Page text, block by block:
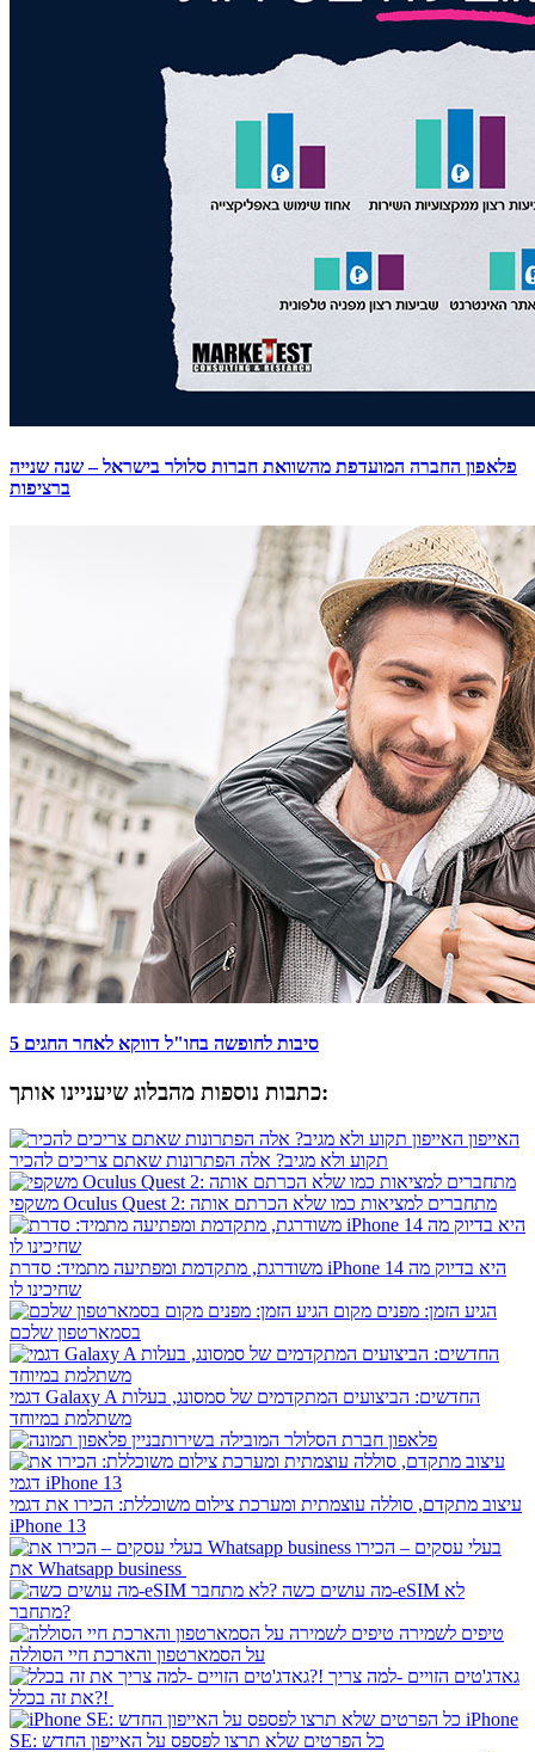
פלאפון החברה המועדפת מהשוואת חברות סלולר בישראל – שנה שנייה
ברציפות
5 סיבות לחופשה בחו"ל דווקא לאחר החגים
כתבות נוספות מהבלוג שיעניינו אותך:
האייפון
תקוע ולא מגיב? אלה הפתרונות שאתם צריכים להכיר
משקפי Oculus Quest 2: מתחברים למציאות כמו שלא הכרתם אותה
משודרגת, מתקדמת ומפתיעה מתמיד: סדרת iPhone 14 היא בדיוק מה
שחיכינו לו
הגיע הזמן: מפנים מקום
בסמארטפון שלכם
דגמי Galaxy A החדשים: הביצועים המתקדמים של סמסונג, בעלות
משתלמת במיוחד
​פלאפון חברת הסלולר המובילה בשירות
עיצוב מתקדם, סוללה עוצמתית ומערכת צילום משוכללת: הכירו את דגמי
iPhone 13
בעלי עסקים – הכירו
את Whatsapp business
מה עושים כשה-eSIM לא
מתחבר?
טיפים לשמירה
על הסמארטפון והארכת חיי הסוללה
גאדג'טים הזויים -למה צריך
את זה בכלל?!
iPhone
SE: כל הפרטים שלא תרצו לפספס על האייפון החדש